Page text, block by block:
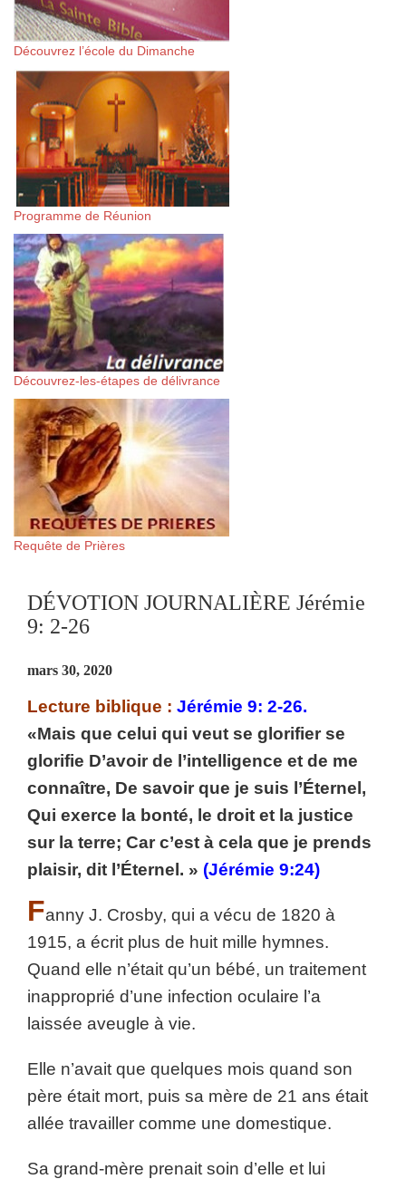
Découvrez l’école du Dimanche
Programme de Réunion
Découvrez-les-étapes de délivrance
Requête de Prières
DÉVOTION JOURNALIÈRE Jérémie
9: 2-26
mars 30, 2020
Lecture biblique : Jérémie 9: 2-26.
«Mais que celui qui veut se glorifier se
glorifie D’avoir de l’intelligence et de me
connaître, De savoir que je suis l’Éternel,
Qui exerce la bonté, le droit et la justice
sur la terre; Car c’est à cela que je prends
plaisir, dit l’Éternel. » (Jérémie 9:24)
Fanny J. Crosby, qui a vécu de 1820 à
1915, a écrit plus de huit mille hymnes.
Quand elle n’était qu’un bébé, un traitement
inapproprié d’une infection oculaire l’a
laissée aveugle à vie.
Elle n’avait que quelques mois quand son
père était mort, puis sa mère de 21 ans était
allée travailler comme une domestique.
Sa grand-mère prenait soin d’elle et lui